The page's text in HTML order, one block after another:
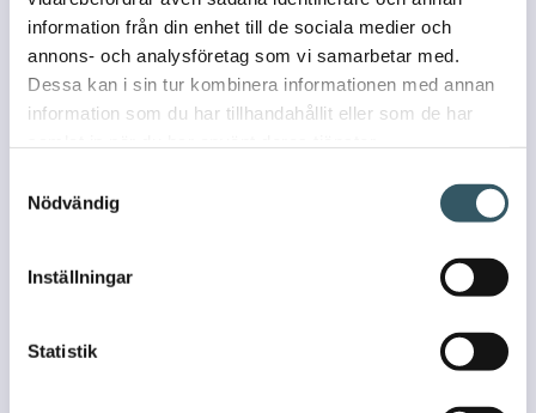
information från din enhet till de sociala medier och
annons- och analysföretag som vi samarbetar med.
Dessa kan i sin tur kombinera informationen med annan
information som du har tillhandahållit eller som de har
Nödvändig
Inställningar
Statistik